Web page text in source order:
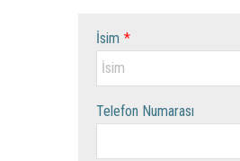
İsim *
Telefon Numarası